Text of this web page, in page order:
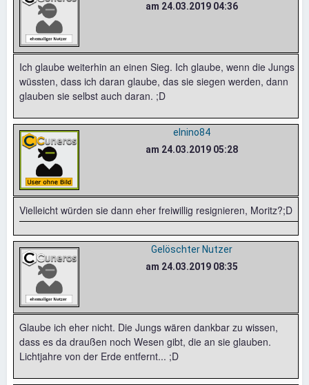
am 24.03.2019 04:36
Ich glaube weiterhin an einen Sieg. Ich glaube, wenn die Jungs
wüssten, dass ich daran glaube, das sie siegen werden, dann
glauben sie selbst auch daran. ;D
elnino84
am 24.03.2019 05:28
Vielleicht würden sie dann eher freiwillig resignieren, Moritz?;D
Gelöschter Nutzer
am 24.03.2019 08:35
Glaube ich eher nicht. Die Jungs wären dankbar zu wissen,
dass es da draußen noch Wesen gibt, die an sie glauben.
Lichtjahre von der Erde entfernt... ;D